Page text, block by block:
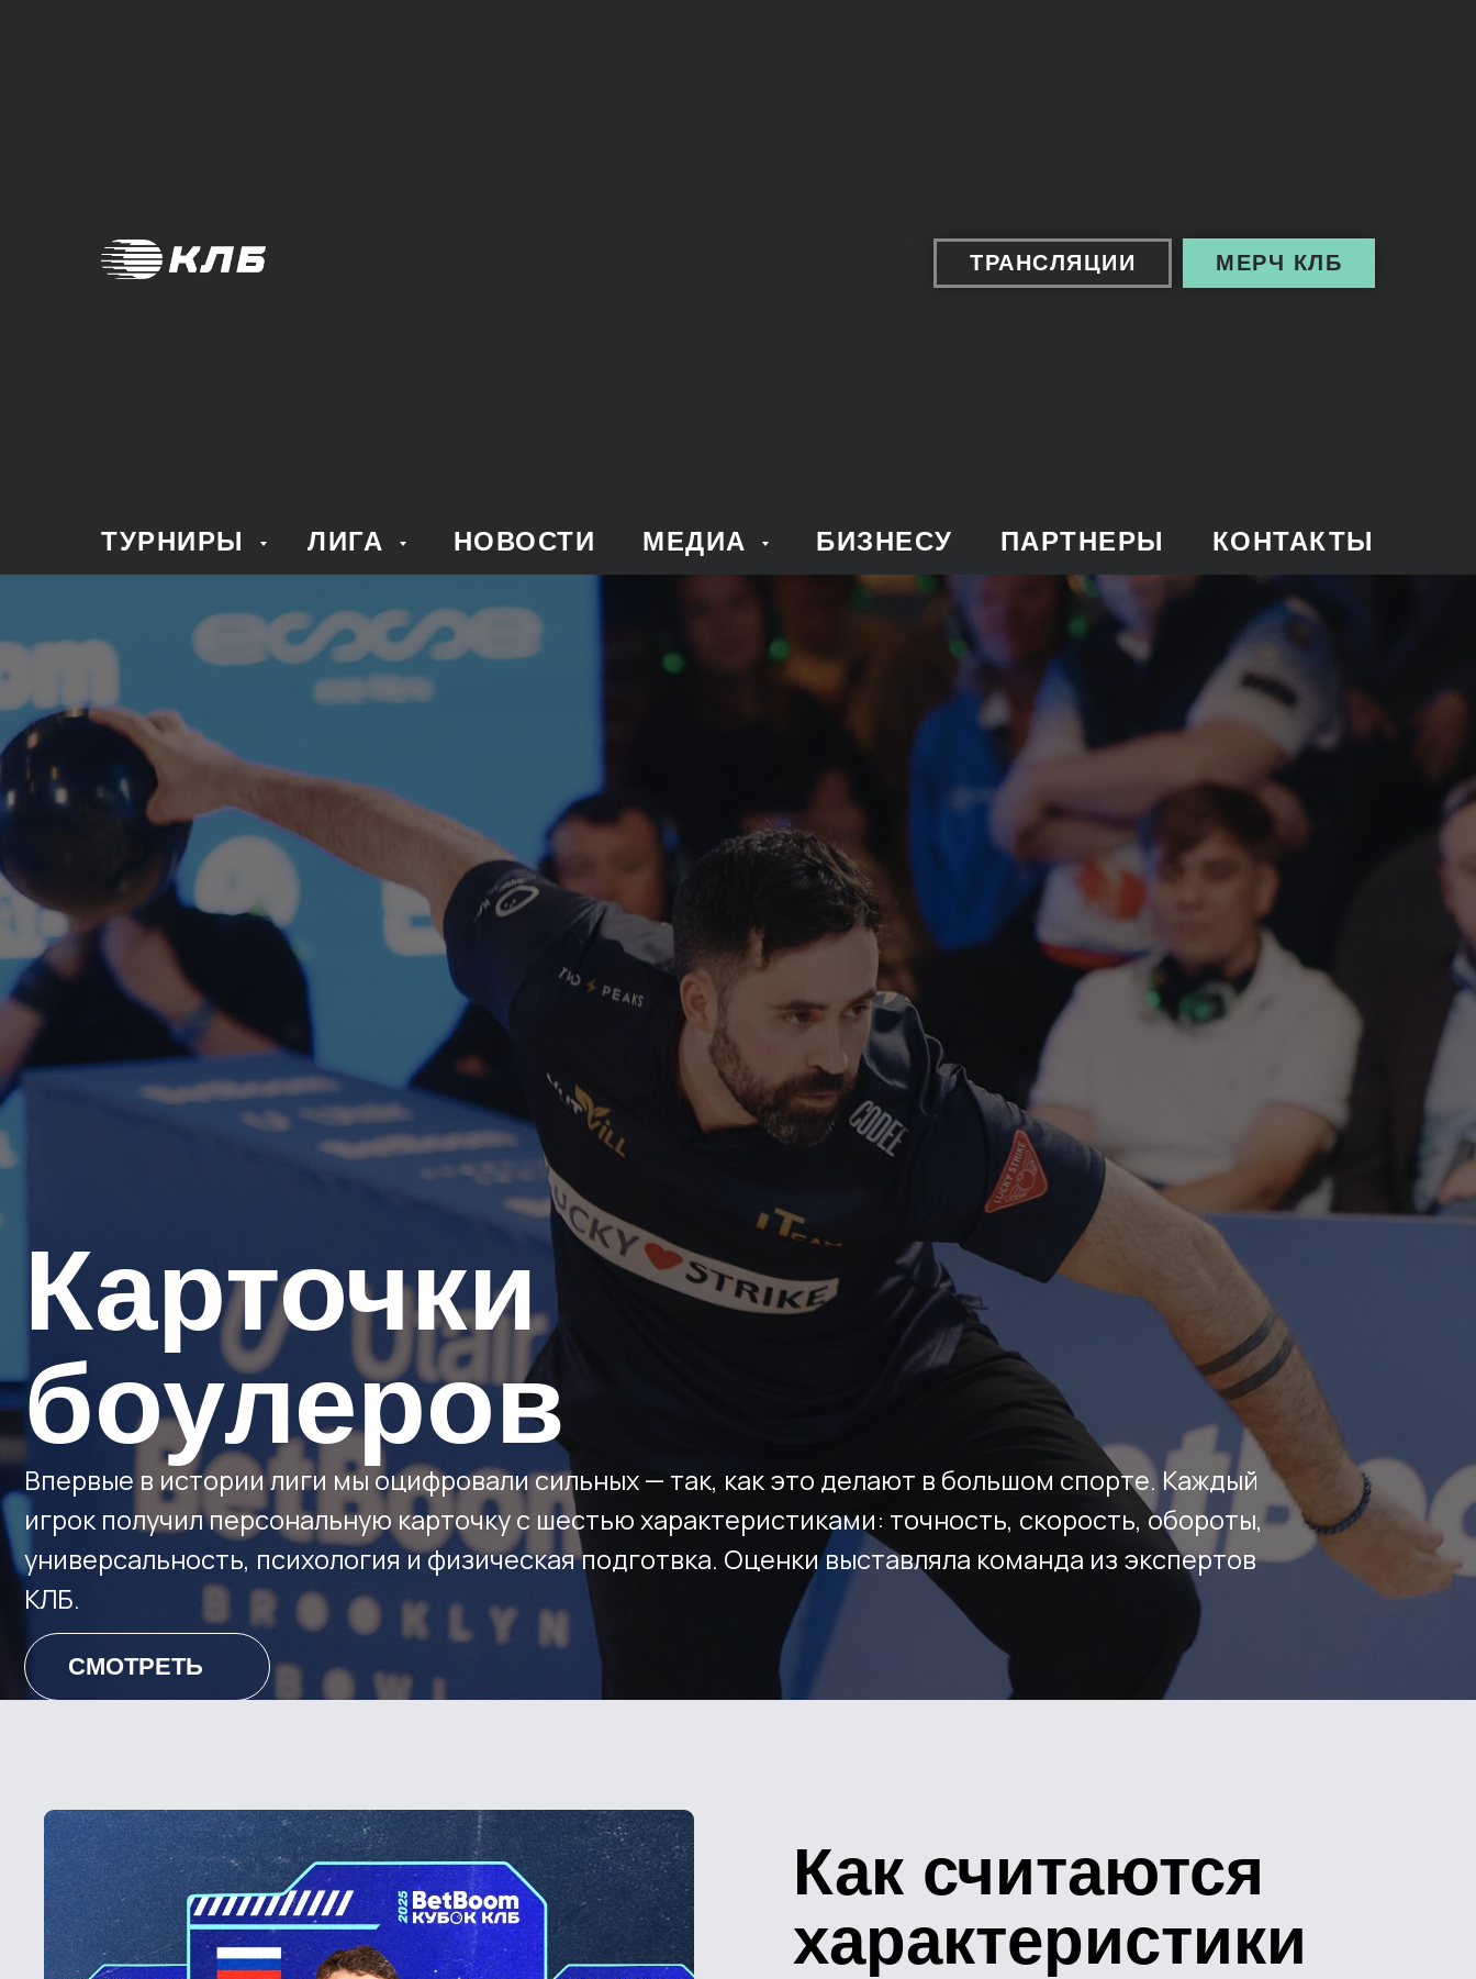
ТРАНСЛЯЦИИ МЕРЧ КЛБ
ТУРНИРЫ ЛИГА НОВОСТИ МЕДИА БИЗНЕСУ ПАРТНЕРЫ КОНТАКТЫ
Карточки
боулеров
Впервые в истории лиги мы оцифровали сильных — так, как это делают в большом спорте. Каждый
игрок получил персональную карточку с шестью характеристиками: точность, скорость, обороты,
универсальность, психология и физическая подготвка. Оценки выставляла команда из экспертов
КЛБ.
СМОТРЕТЬ
Как считаются
характеристики